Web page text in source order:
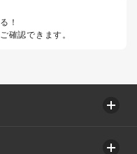
！
確認できます。